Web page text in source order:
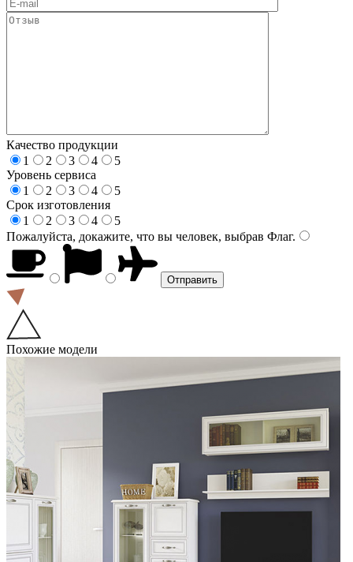
Качество продукции
1
2 3 4
5
Уровень сервиса
1
2 3 4
5
Срок изготовления
1
2 3 4
5
Пожалуйста, докажите, что вы человек, выбрав Флаг.
Похожие модели